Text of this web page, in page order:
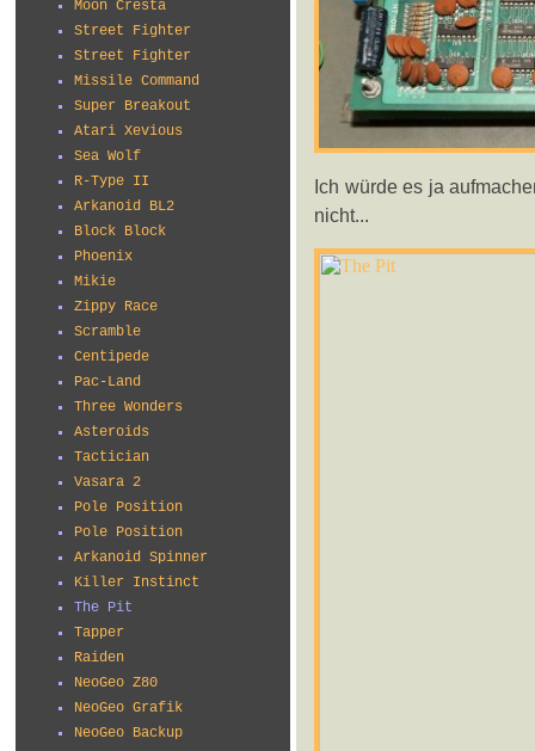
Moon Cresta
Street Fighter
Street Fighter
Missile Command
Super Breakout
Atari Xevious
Sea Wolf
R-Type II
Arkanoid BL2
Block Block
Phoenix
Mikie
Zippy Race
Scramble
Centipede
Pac-Land
Three Wonders
Asteroids
Tactician
Vasara 2
Pole Position
Pole Position
Arkanoid Spinner
Killer Instinct
The Pit
Tapper
Raiden
NeoGeo Z80
NeoGeo Grafik
NeoGeo Backup
Ich würde es ja
nicht...